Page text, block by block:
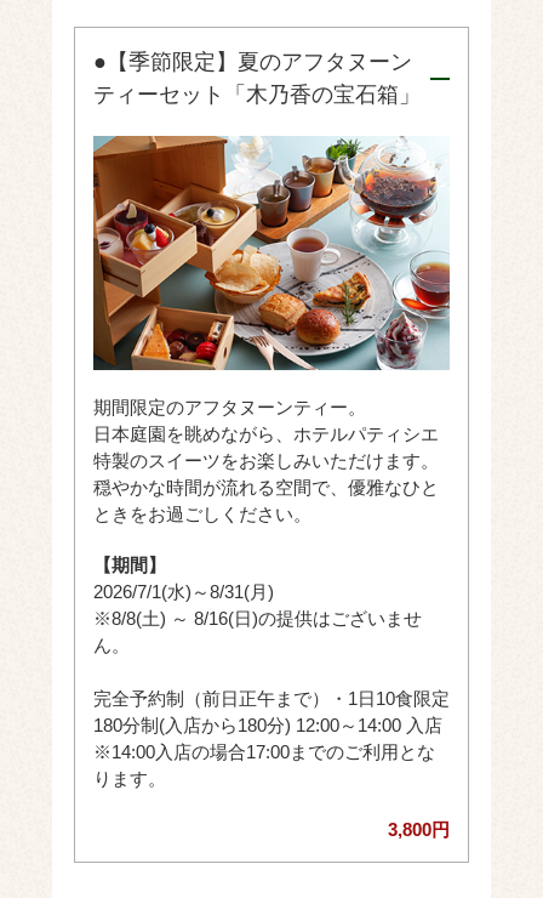
●【季節限定】夏のアフタヌーン
ティーセット「木乃香の宝石箱」
期間限定のアフタヌーンティー。
日本庭園を眺めながら、ホテルパティシエ
特製のスイーツをお楽しみいただけます。
穏やかな時間が流れる空間で、優雅なひと
ときをお過ごしください。
【期間】
2026/7/1(水)～8/31(月)
※8/8(土) ～ 8/16(日)の提供はございませ
ん。
完全予約制（前日正午まで）・1日10食限定
180分制(入店から180分) 12:00～14:00 入店
※14:00入店の場合17:00までのご利用とな
ります。
3,800円